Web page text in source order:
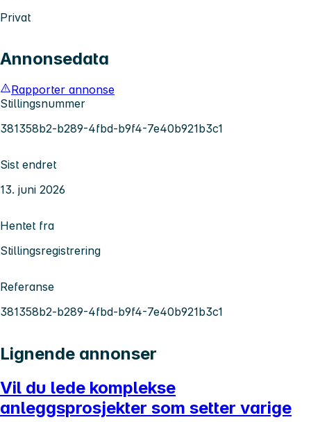
Privat
Annonsedata
Rapporter annonse
Stillingsnummer
381358b2-b289-4fbd-b9f4-7e40b921b3c1
Sist endret
13. juni 2026
Hentet fra
Stillingsregistrering
Referanse
381358b2-b289-4fbd-b9f4-7e40b921b3c1
Lignende annonser
Vil du lede komplekse
anleggsprosjekter som setter varige